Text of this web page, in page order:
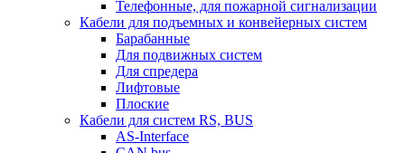
Телефонные, для пожарной сигнализации
Кабели для подъемных и конвейерных систем
Барабанные
Для подвижных систем
Для спредера
Лифтовые
Плоские
Кабели для систем RS, BUS
AS-Interface